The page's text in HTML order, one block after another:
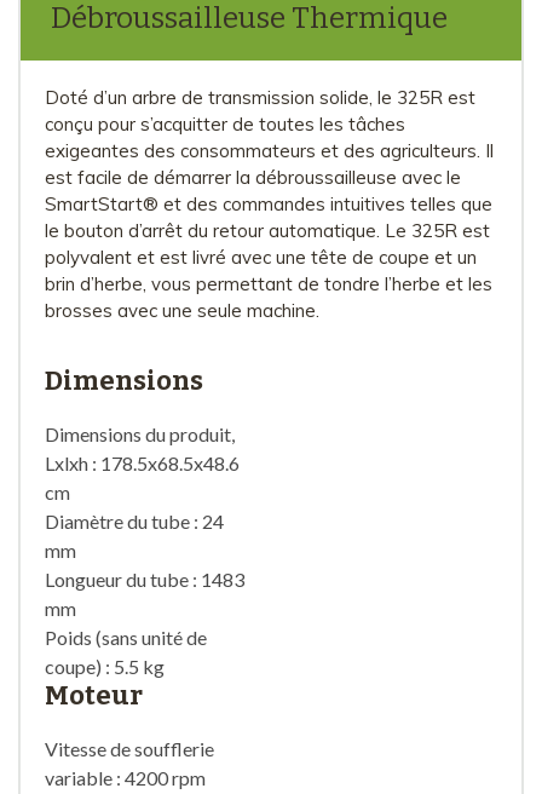
Débroussailleuse Thermique
Doté d’un arbre de transmission solide, le 325R est
conçu pour s’acquitter de toutes les tâches
exigeantes des consommateurs et des agriculteurs. Il
est facile de démarrer la débroussailleuse avec le
SmartStart® et des commandes intuitives telles que
le bouton d’arrêt du retour automatique. Le 325R est
polyvalent et est livré avec une tête de coupe et un
brin d’herbe, vous permettant de tondre l’herbe et les
brosses avec une seule machine.
Dimensions
Dimensions du produit,
Lxlxh : 178.5x68.5x48.6
cm
Diamètre du tube : 24
mm
Longueur du tube : 1483
mm
Poids (sans unité de
coupe) : 5.5 kg
Moteur
Vitesse de soufflerie
variable : 4200 rpm